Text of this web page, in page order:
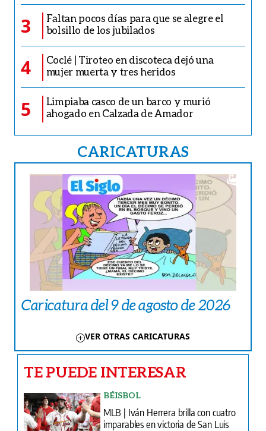
3
Faltan pocos días para que se alegre el
bolsillo de los jubilados
4
Coclé | Tiroteo en discoteca dejó una
mujer muerta y tres heridos
5
Limpiaba casco de un barco y murió
ahogado en Calzada de Amador
CARICATURAS
Caricatura del 9 de agosto de 2026
VER OTRAS CARICATURAS
TE PUEDE INTERESAR
BÉISBOL
MLB | Iván Herrera brilla con cuatro
imparables en victoria de San Luis